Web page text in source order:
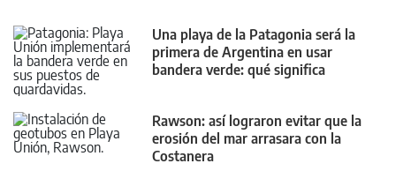
Una playa de la Patagonia será la
primera de Argentina en usar
bandera verde: qué significa
Rawson: así lograron evitar que la
erosión del mar arrasara con la
Costanera